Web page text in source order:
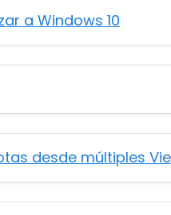
a Windows 10
desde múltiples